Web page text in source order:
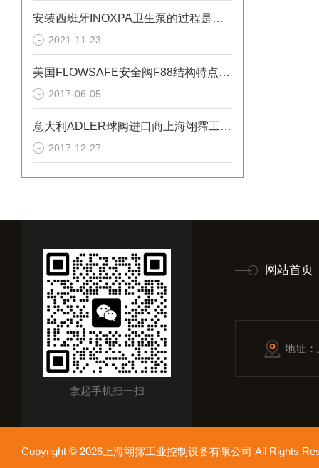
安装西班牙INOXPA卫生泵的过程是怎样的
2021-11-23
美国FLOWSAFE安全阀F88结构特点和用途
2017-06-05
意大利ADLER球阀进口商上海翊霈工业控制设备有限公司
2017-12-27
拿起手机扫一扫
网站首页
地址
Copyright © 2026上海翊霈工业控制设备有限公司 All Rights